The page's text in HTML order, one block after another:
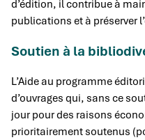
d’édition, il contribue à
publications et à préserver
Soutien à la
L’Aide au programme
d’ouvrages qui, sans ce
jour pour des raisons
prioritairement soutenus